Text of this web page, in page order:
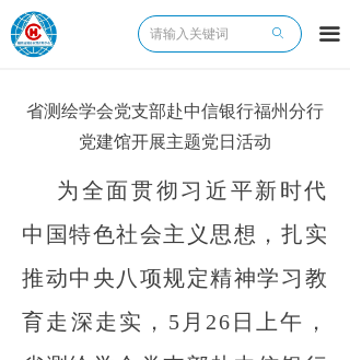
끀
ꄙ
省测绘学会党支部赴中信银行福州分行
党建馆开展主题党日活动
为全面贯彻习近平新时代
中国特色社会主义思想，扎实
推动中央八项规定精神学习教
育走深走实，5月26日上午，